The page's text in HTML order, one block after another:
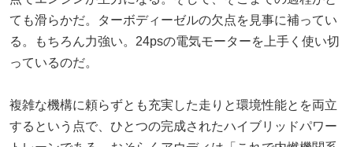
ても滑らかだ。ターボディーゼルの欠点を見事に補ってい
る。もちろん力強い。24psの電気モーターを上手く使い切
っているのだ。
複雑な機構に頼らずとも充実した走りと環境性能とを両立
するという点で、ひとつの完成されたハイブリッドパワー